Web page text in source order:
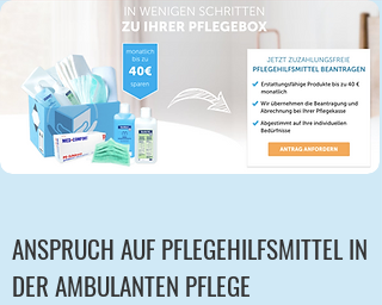
ANSPRUCH AUF PFLEGEHILFSMITTEL IN
DER AMBULANTEN PFLEGE